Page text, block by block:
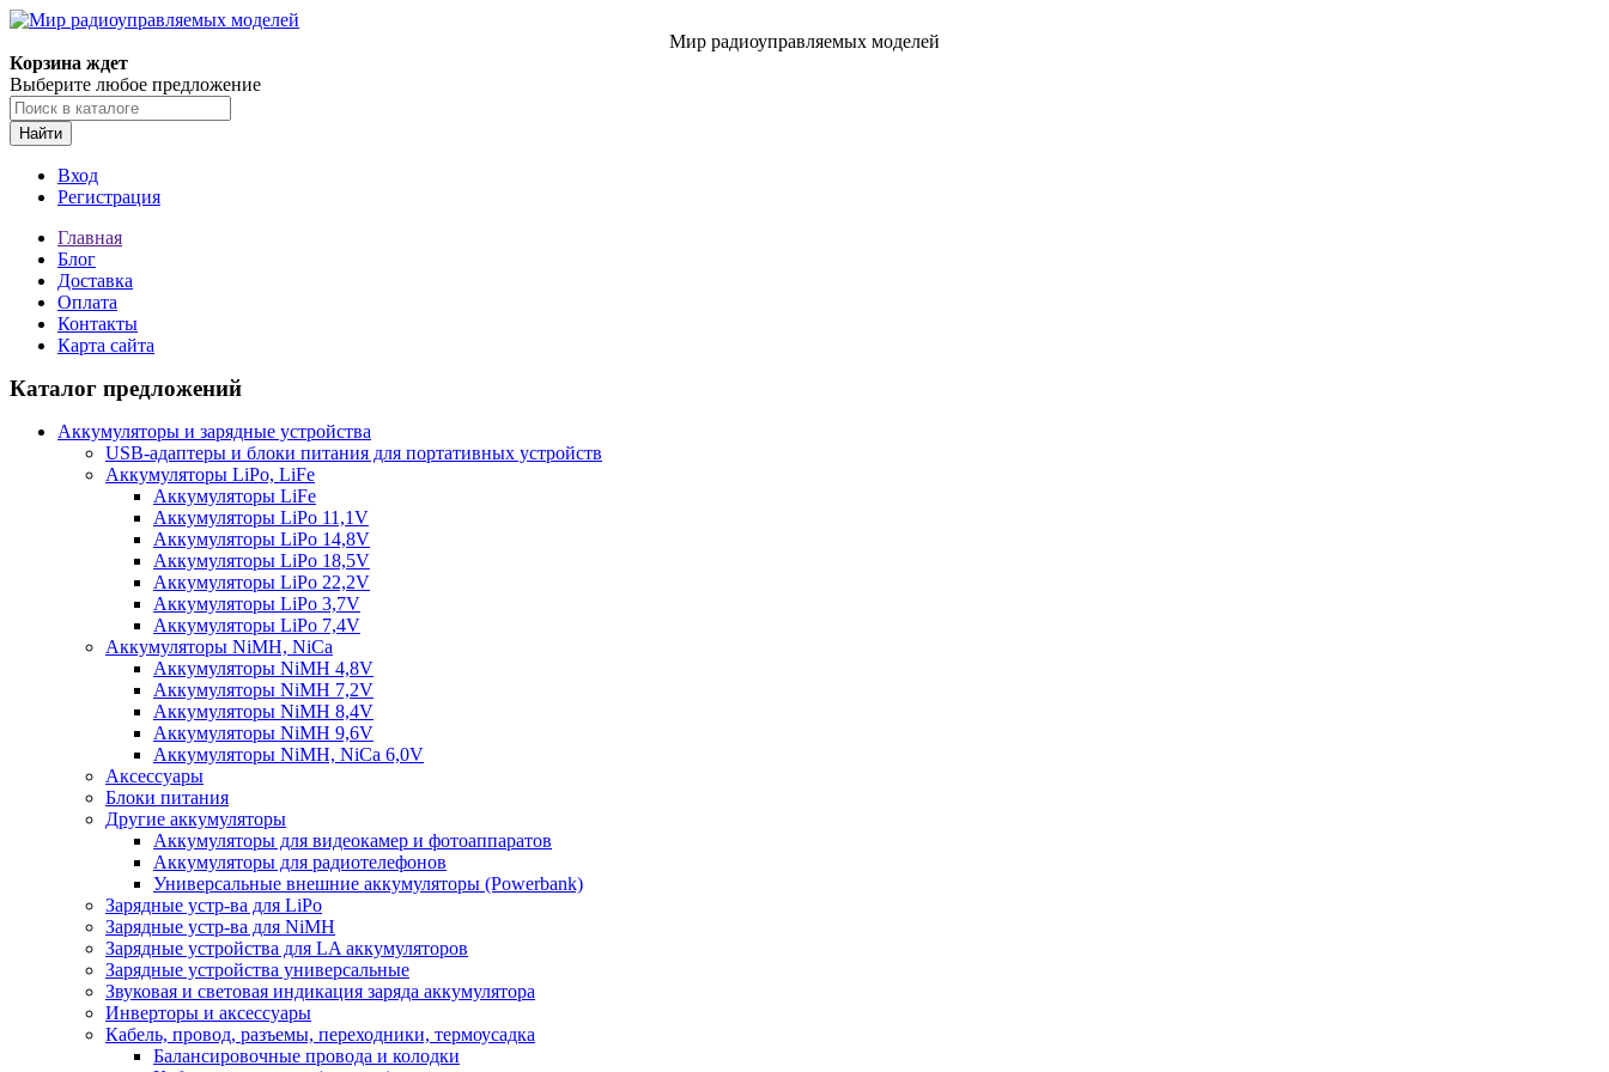
Мир радиоуправляемых моделей
Корзина ждет
Выберите любое предложение
Найти
Вход
Регистрация
Главная
Блог
Доставка
Оплата
Контакты
Карта сайта
Каталог предложений
Аккумуляторы и зарядные устройства
USB-адаптеры и блоки питания для портативных устройств
Аккумуляторы LiPo, LiFe
Аккумуляторы LiFe
Аккумуляторы LiPo 11,1V
Аккумуляторы LiPo 14,8V
Аккумуляторы LiPo 18,5V
Аккумуляторы LiPo 22,2V
Аккумуляторы LiPo 3,7V
Аккумуляторы LiPo 7,4V
Аккумуляторы NiMH, NiCa
Аккумуляторы NiMH 4,8V
Аккумуляторы NiMH 7,2V
Аккумуляторы NiMH 8,4V
Аккумуляторы NiMH 9,6V
Аккумуляторы NiMH, NiCa 6,0V
Аксессуары
Блоки питания
Другие аккумуляторы
Аккумуляторы для видеокамер и фотоаппаратов
Аккумуляторы для радиотелефонов
Универсальные внешние аккумуляторы (Powerbank)
Зарядные устр-ва для LiPo
Зарядные устр-ва для NiMH
Зарядные устройства для LA аккумуляторов
Зарядные устройства универсальные
Звуковая и световая индикация заряда аккумулятора
Инверторы и аксессуары
Кабель, провод, разъемы, переходники, термоусадка
Балансировочные провода и колодки